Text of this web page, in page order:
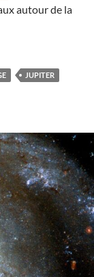
autour de la
et ses
JUPITER